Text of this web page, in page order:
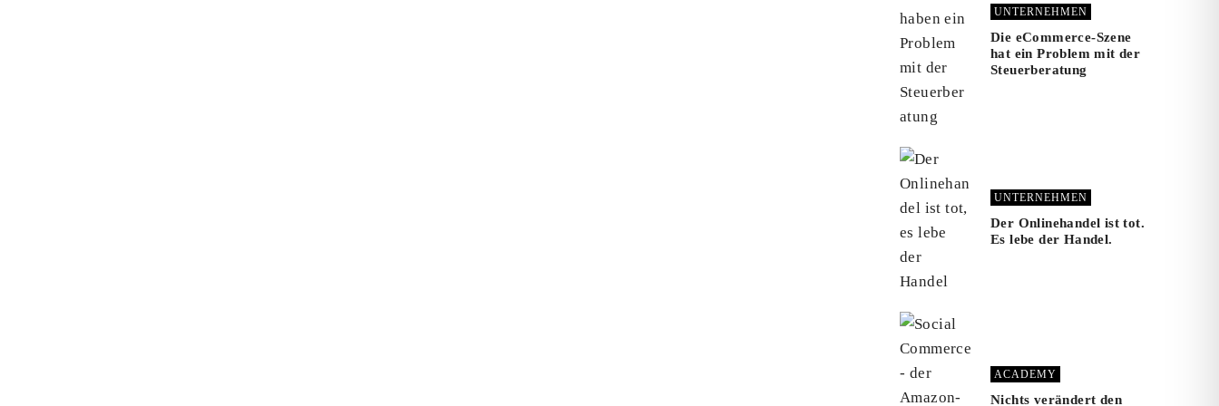
UNTERNEHMEN
Die eCommerce-Szene
hat ein Problem mit der
Steuerberatung
UNTERNEHMEN
Der Onlinehandel ist tot.
Es lebe der Handel.
ACADEMY
Nichts verändert den